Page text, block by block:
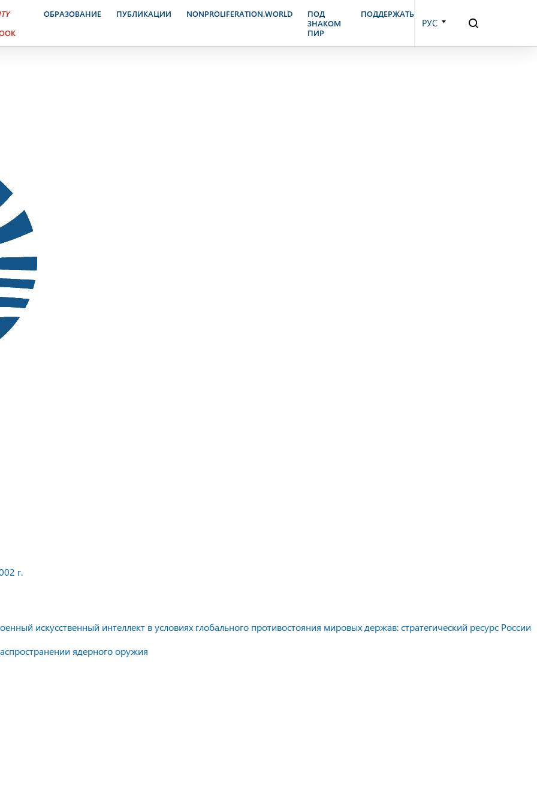
ОБРАЗОВАНИЕ ПУБЛИКАЦИИ NONPROLIFERATION.WORLD
ПОД
ЗНАКОМ
ПИР
ПОДДЕРЖАТЬ
РУС
журнал. 8 октября, 2002 г.
г.
искусственный интеллект в условиях глобального противостояния мировых держав: стратегический ресурс России
ядерного оружия